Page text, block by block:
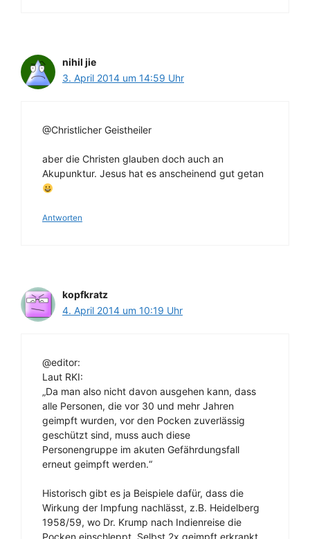
nihil jie
3. April 2014 um 14:59 Uhr
@Christlicher Geistheiler
aber die Christen glauben doch auch an
Akupunktur. Jesus hat es anscheinend gut getan
Antworten
kopfkratz
4. April 2014 um 10:19 Uhr
@editor:
Laut RKI:
„Da man also nicht davon ausgehen kann, dass
alle Personen, die vor 30 und mehr Jahren
geimpft wurden, vor den Pocken zuverlässig
geschützt sind, muss auch diese
Personengruppe im akuten Gefährdungsfall
erneut geimpft werden.“
Historisch gibt es ja Beispiele dafür, dass die
Wirkung der Impfung nachlässt, z.B. Heidelberg
1958/59, wo Dr. Krump nach Indienreise die